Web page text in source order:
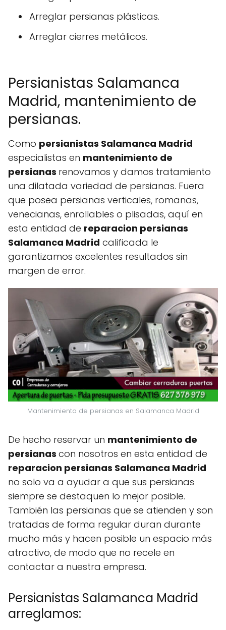
Arreglar persianas plásticas.
Arreglar cierres metálicos.
Persianistas Salamanca
Madrid, mantenimiento de
persianas.
Como persianistas Salamanca Madrid
especialistas en mantenimiento de
persianas renovamos y damos tratamiento
una dilatada variedad de persianas. Fuera
que posea persianas verticales, romanas,
venecianas, enrollables o plisadas, aquí en
esta entidad de reparacion persianas
Salamanca Madrid calificada le
garantizamos excelentes resultados sin
margen de error.
Mantenimiento de persianas en Salamanca Madrid
De hecho reservar un mantenimiento de
persianas con nosotros en esta entidad de
reparacion persianas Salamanca Madrid
no solo va a ayudar a que sus persianas
siempre se destaquen lo mejor posible.
También las persianas que se atienden y son
tratadas de forma regular duran durante
mucho más y hacen posible un espacio más
atractivo, de modo que no recele en
contactar a nuestra empresa.
Persianistas Salamanca Madrid
arreglamos: